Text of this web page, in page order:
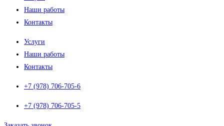
Наши работы
Контакты
Услуги
Наши работы
Контакты
+7 (978) 706-705-6
+7 (978) 706-705-5